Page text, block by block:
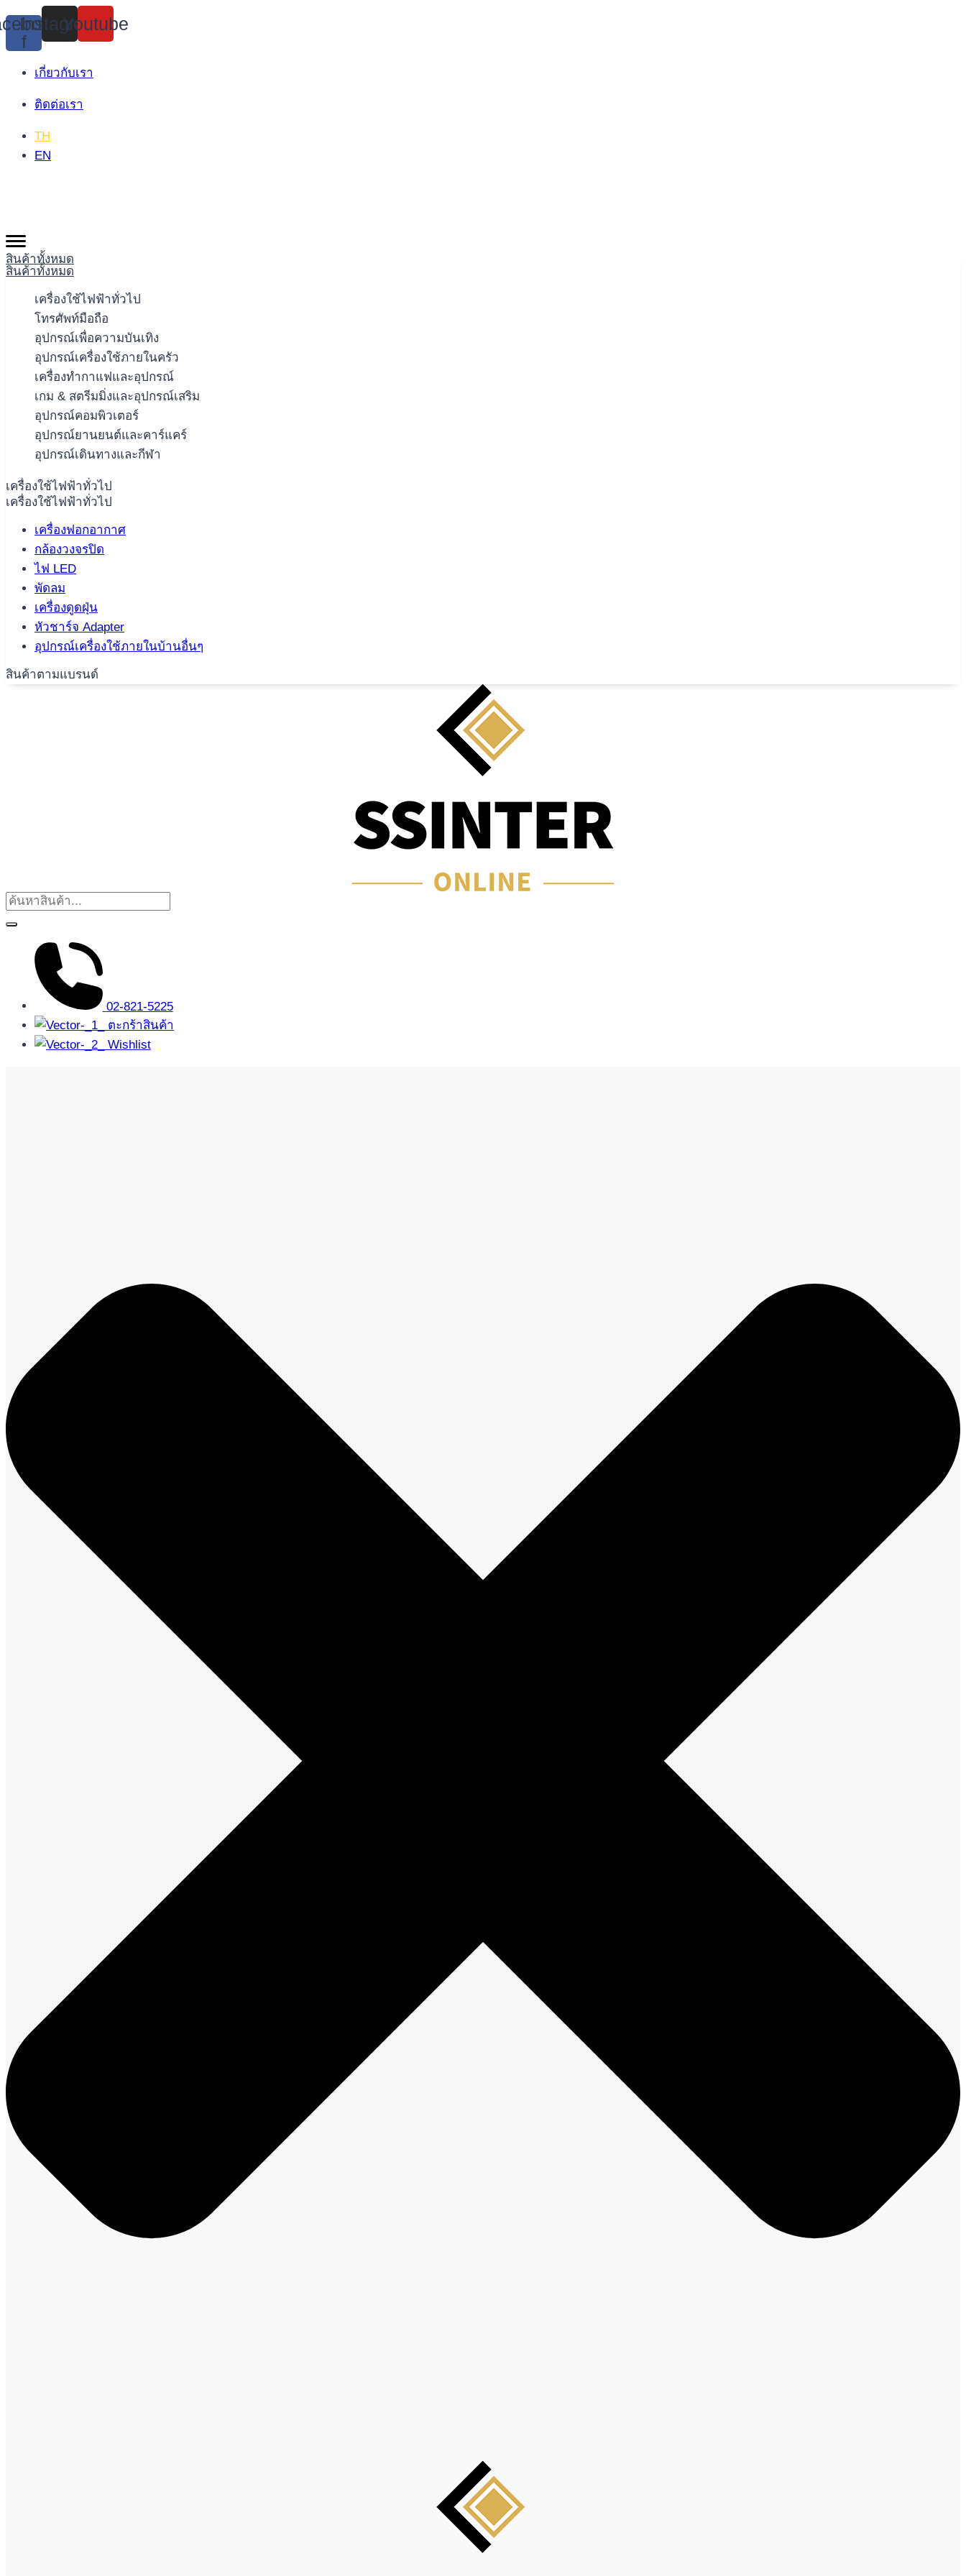
Skip
to
content
f
Instagram
Youtube
เกี่ยวกับเรา
ติดต่อเรา
TH
EN
สินค้าทั้งหมด
สินค้าทั้งหมด
เครื่องใช้ไฟฟ้าทั่วไป
โทรศัพท์มือถือ
อุปกรณ์เพื่อความบันเทิง
อุปกรณ์เครื่องใช้ภายในครัว
เครื่องทำกาแฟและอุปกรณ์
เกม & สตรีมมิ่งและอุปกรณ์เสริม
อุปกรณ์คอมพิวเตอร์
อุปกรณ์ยานยนต์และคาร์แคร์
อุปกรณ์เดินทางและกีฬา
เครื่องใช้ไฟฟ้าทั่วไป
เครื่องใช้ไฟฟ้าทั่วไป
เครื่องฟอกอากาศ
กล้องวงจรปิด
ไฟ LED
พัดลม
เครื่องดูดฝุ่น
หัวชาร์จ Adapter
อุปกรณ์เครื่องใช้ภายในบ้านอื่นๆ
สินค้าตามแบรนด์
02-821-5225
ตะกร้าสินค้า
Wishlist